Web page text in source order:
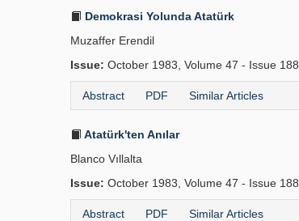
Demokrasi Yolunda Atatürk
Muzaffer Erendil
Issue: October 1983, Volume 47 - Issue 188
Abstract PDF Similar Articles
Atatürk'ten Anılar
Blanco Vıllalta
Issue: October 1983, Volume 47 - Issue 188
Abstract PDF Similar Articles